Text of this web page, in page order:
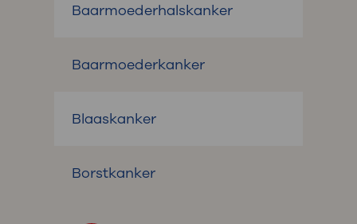
Baarmoederhalskanker
Baarmoederkanker
Blaaskanker
Borstkanker